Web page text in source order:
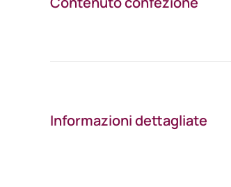
Informazioni dettagliate